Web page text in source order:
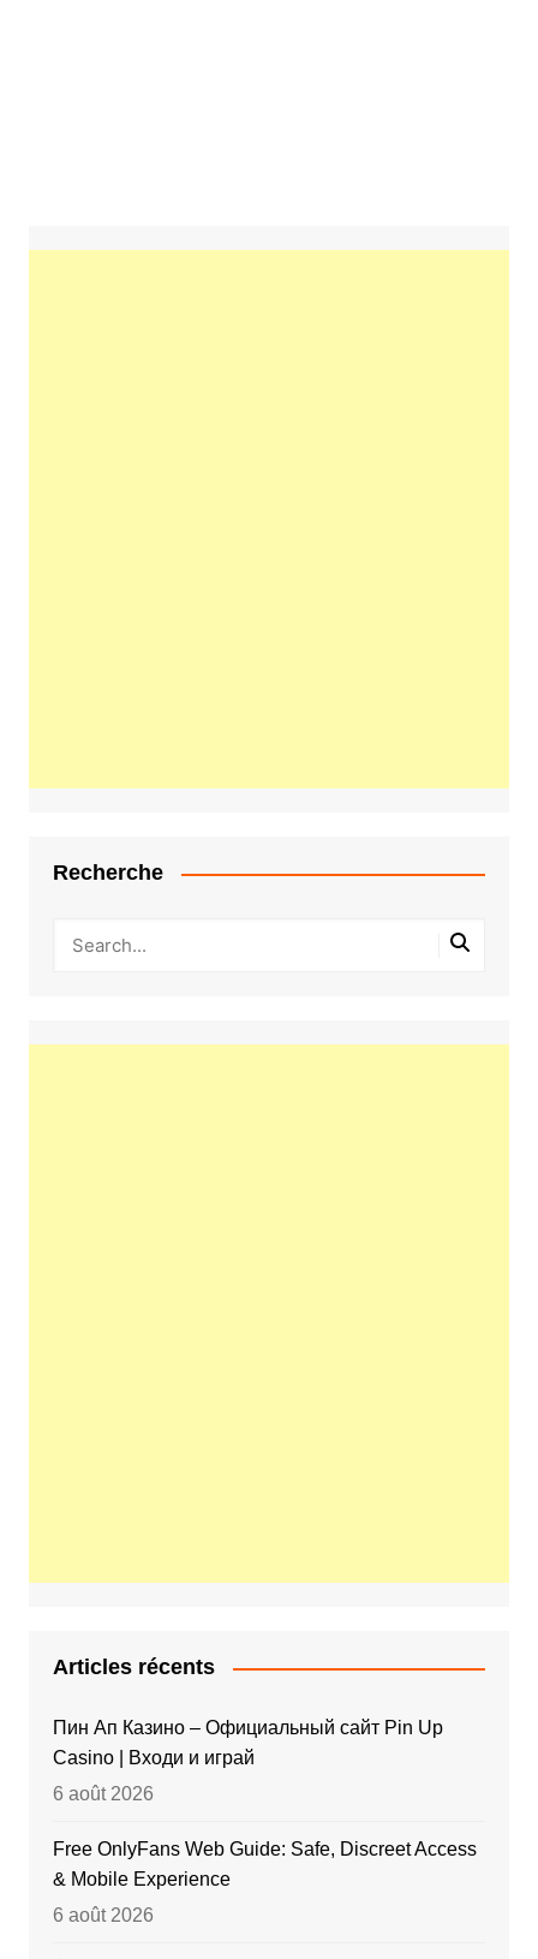
Recherche
Articles récents
Пин Ап Казино – Официальный сайт Pin Up
Casino | Входи и играй
6 août 2026
Free OnlyFans Web Guide: Safe, Discreet Access
& Mobile Experience
6 août 2026